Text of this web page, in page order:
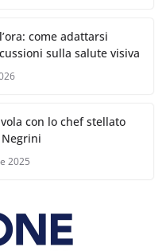
come adattarsi
sulla salute visiva
con lo chef stellato
2025